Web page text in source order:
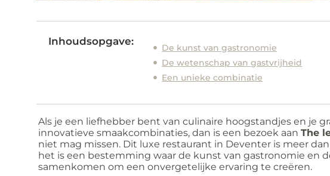
Inhoudsopgave:
De kunst van gastronomie
De wetenschap van gastvrijheid
Een unieke combinatie
Als je een liefhebber bent van culinaire hoogstandjes en je
innovatieve smaakcombinaties, dan is een bezoek aanThe
niet mag missen. Dit luxe restaurant in Deventer is meer
het is een bestemming waar de kunst van gastronomie en
samenkomen om een onvergetelijke ervaring te creëren.